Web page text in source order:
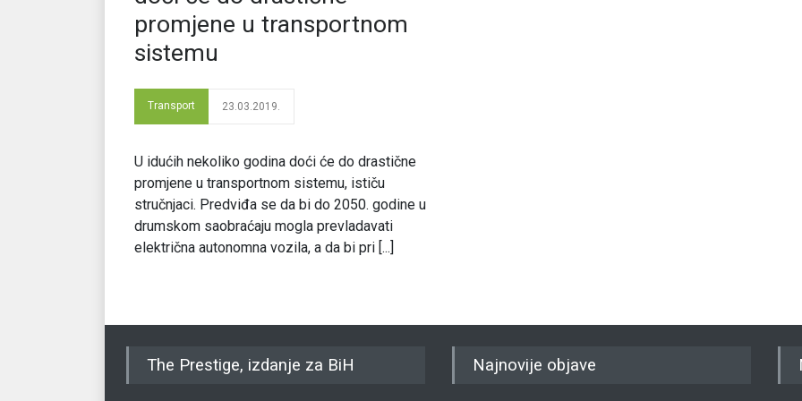
promjene u transportnom
sistemu
Transport 23.03.2019.
U idućih nekoliko godina doći će do drastične
promjene u transportnom sistemu, ističu
stručnjaci. Predviđa se da bi do 2050. godine u
drumskom saobraćaju mogla prevladavati
električna autonomna vozila, a da bi pri [...]
The Prestige, izdanje za BiH Najnovije objave